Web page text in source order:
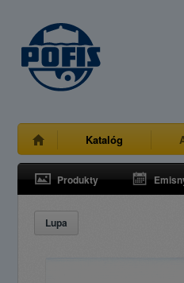
Katalóg
Produkty
Lupa